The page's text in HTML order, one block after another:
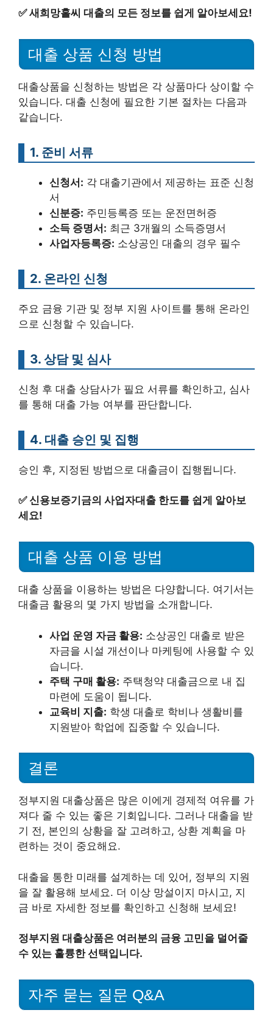
✅새희망홀씨 대출의 모든 정보를 쉽게 알아보세요!
대출 상품 신청 방법
대출상품을 신청하는 방법은 각 상품마다 상이할 수
있습니다. 대출 신청에 필요한 기본 절차는 다음과
같습니다.
1. 준비 서류
신청서: 각 대출기관에서 제공하는 표준 신청
서
신분증: 주민등록증 또는 운전면허증
소득 증명서: 최근 3개월의 소득증명서
사업자등록증: 소상공인 대출의 경우 필수
2. 온라인 신청
주요 금융 기관 및 정부 지원 사이트를 통해 온라인
으로 신청할 수 있습니다.
3. 상담 및 심사
신청 후 대출 상담사가 필요 서류를 확인하고, 심사
를 통해 대출 가능 여부를 판단합니다.
4. 대출 승인 및 집행
승인 후, 지정된 방법으로 대출금이 집행됩니다.
✅신용보증기금의 사업자대출 한도를 쉽게 알아보
세요!
대출 상품 이용 방법
대출 상품을 이용하는 방법은 다양합니다. 여기서는
대출금 활용의 몇 가지 방법을 소개합니다.
사업 운영 자금 활용: 소상공인 대출로 받은
자금을 시설 개선이나 마케팅에 사용할 수 있
습니다.
주택 구매 활용: 주택청약 대출금으로 내 집
마련에 도움이 됩니다.
교육비 지출: 학생 대출로 학비나 생활비를
지원받아 학업에 집중할 수 있습니다.
결론
정부지원 대출상품은 많은 이에게 경제적 여유를 가
져다 줄 수 있는 좋은 기회입니다. 그러나 대출을 받
기 전, 본인의 상황을 잘 고려하고, 상환 계획을 마
련하는 것이 중요해요.
대출을 통한 미래를 설계하는 데 있어, 정부의 지원
을 잘 활용해 보세요. 더 이상 망설이지 마시고, 지
금 바로 자세한 정보를 확인하고 신청해 보세요!
정부지원 대출상품은 여러분의 금융 고민을 덜어줄
수 있는 훌륭한 선택입니다.
자주 묻는 질문 Q&A